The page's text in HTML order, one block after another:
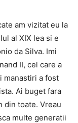
am vizitat eu la
al XIX lea si e
da Silva. Imi
II, cel care a
manastiri a fost
Ai buget fara
din toate. Vreau
multe generatii